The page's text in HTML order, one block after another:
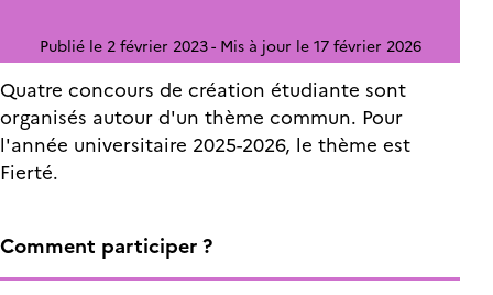
Publié le 2 février 2023 Mis à jour le 17 février 2026
Quatre concours de création étudiante sont
organisés autour d'un thème commun. Pour
l'année universitaire 2025-2026, le thème est
Fierté.
Comment participer ?